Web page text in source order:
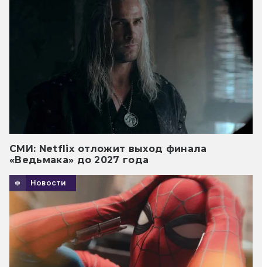
СМИ: Netflix отложит выход финала
«Ведьмака» до 2027 года
Новости